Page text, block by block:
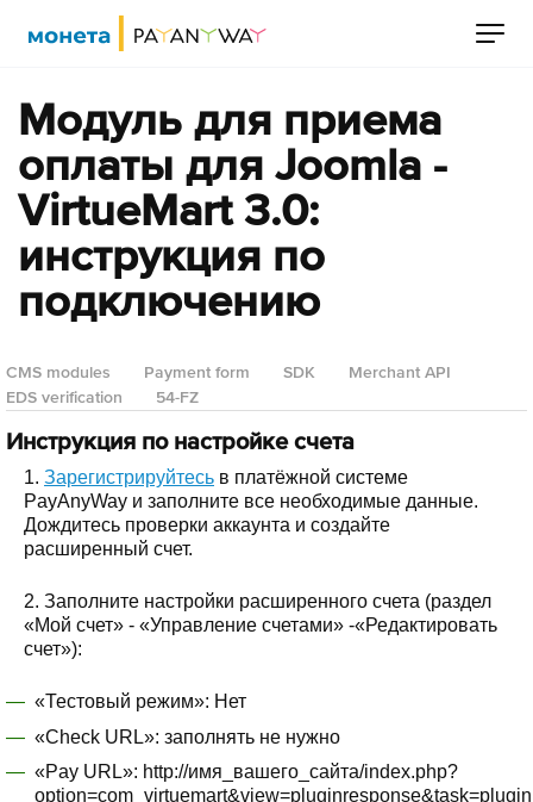
Модуль для приема
оплаты для Joomla -
VirtueMart 3.0:
инструкция по
подключению
CMS modules Payment form SDK
Merchant API
EDS verification
54-FZ
Инструкция по настройке счета
1. Зарегистрируйтесь в платёжной системе
PayAnyWay и заполните все необходимые данные.
Дождитесь проверки аккаунта и создайте
расширенный счет.
2. Заполните настройки расширенного счета (раздел
«Мой счет» - «Управление счетами» -«Редактировать
счет»):
«Тестовый режим»: Нет
«Check URL»: заполнять не нужно
«Pay URL»: http://имя_вашего_сайта/index.php?